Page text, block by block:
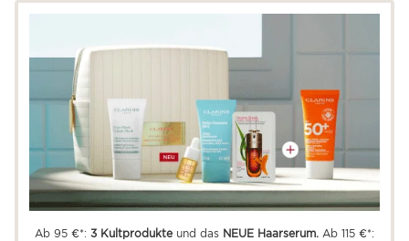
Ab 95 €*: 3 Kultprodukteund das NEUE Haarserum.
Ab 115 €*: